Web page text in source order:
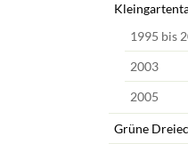
1995 bis
2003
2005
Grüne